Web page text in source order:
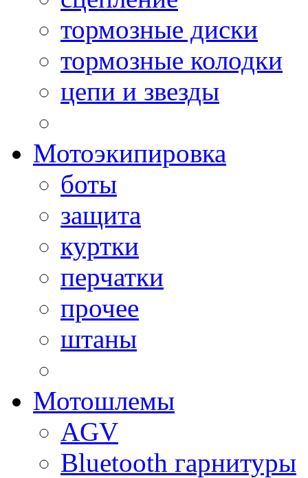
тормозные диски
тормозные колодки
цепи и звезды
Мотоэкипировка
боты
защита
куртки
перчатки
прочее
штаны
Мотошлемы
AGV
Bluetooth гарнитуры